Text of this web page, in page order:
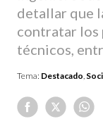
detallar que
contratar los
técnicos,
Tema: Destacado,